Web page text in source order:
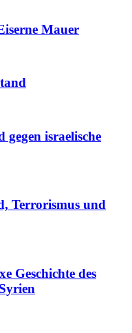
Mauer
israelische
Terrorismus und
Geschichte des